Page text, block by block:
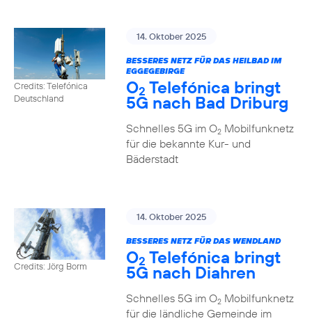
Credits: Telefónica
Deutschland
14. Oktober 2025
BESSERES NETZ FÜR DAS HEILBAD IM
EGGEGEBIRGE
O2 Telefónica bringt
5G nach Bad Driburg
Schnelles 5G im O2Mobilfunknetz
für die bekannte Kur- und
Bäderstadt
Credits: Jörg Borm
14. Oktober 2025
BESSERES NETZ FÜR DAS WENDLAND
O2 Telefónica bringt
5G nach Diahren
Schnelles 5G im O2Mobilfunknetz
für die ländliche Gemeinde im